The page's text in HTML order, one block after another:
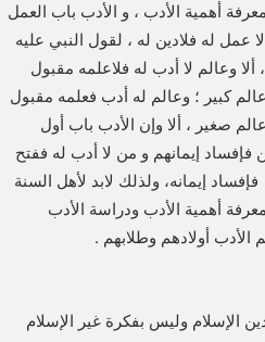
أهمية الأدب ، و الأدب باب العمل
عمل له فلادين له ، لقول النبي عليه
ألا وعالم لا أدب له فلاعلمه مقبول
كبير ؛ وعالم له أدب فعلمه مقبول
صغير ، ألا وإن الأدب باب أول
إيمانهم و من لا أدب له ففتح
إيمانه، ولذلك لابد لأهل السنة
أهمية الأدب ودراسة الأدب
الأدب أولادهم وطلابهم .
الإسلام وليس بفكرة غير الإسلام